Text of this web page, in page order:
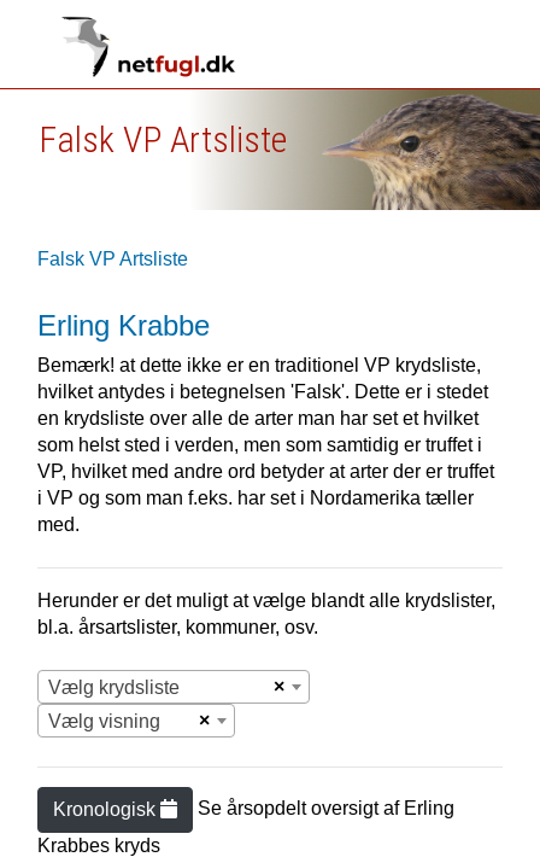
Falsk VP Artsliste
Falsk VP Artsliste
Erling Krabbe
Bemærk! at dette ikke er en traditionel VP krydsliste,
hvilket antydes i betegnelsen 'Falsk'. Dette er i stedet
en krydsliste over alle de arter man har set et hvilket
som helst sted i verden, men som samtidig er truffet i
VP, hvilket med andre ord betyder at arter der er truffet
i VP og som man f.eks. har set i Nordamerika tæller
med.
Herunder er det muligt at vælge blandt alle krydslister,
bl.a. årsartslister, kommuner, osv.
×
Vælg krydsliste
×
Vælg visning
Kronologisk Se årsopdelt oversigt af Erling
Krabbes kryds